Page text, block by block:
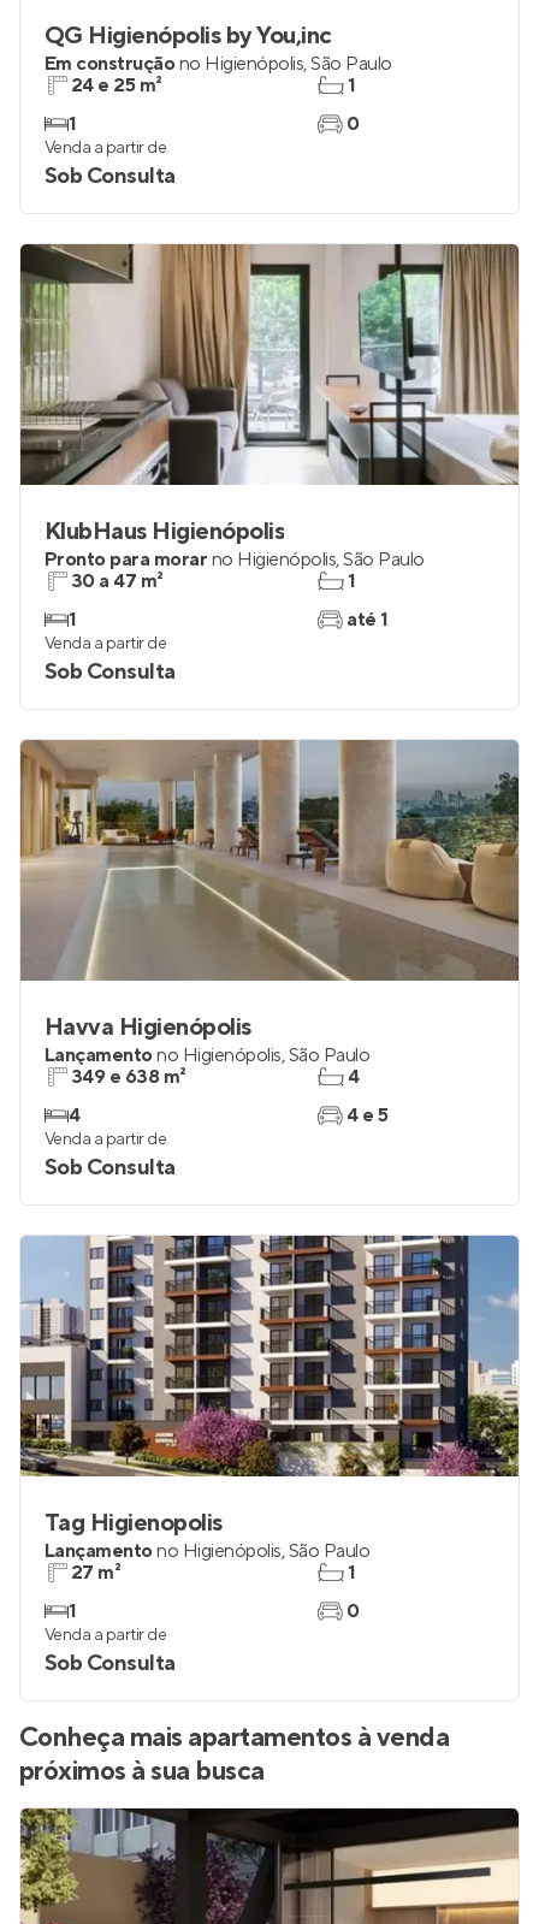
QG Higienópolis by You,inc
Em construçãono Higienópolis,São Paulo
24 e 25 m²
1
1
0
Venda a partir de
Sob Consulta
KlubHaus Higienópolis
Pronto para morar no Higienópolis,São Paulo
30 a 47 m²
1
1
até 1
Venda a partir de
Sob Consulta
Havva Higienópolis
Lançamentono Higienópolis,São Paulo
349 e 638 m²
4
4
4 e 5
Venda a partir de
Sob Consulta
Tag Higienopolis
Lançamentono Higienópolis,São Paulo
27 m²
1
1
0
Venda a partir de
Sob Consulta
Conheça mais apartamentos à venda
próximos à sua busca